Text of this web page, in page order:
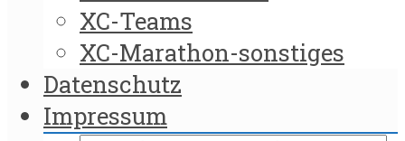
XC-Teams
XC-Marathon-sonstiges
Datenschutz
Impressum